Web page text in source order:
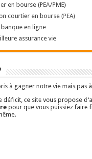
en bourse (PEA/PME)
courtier en bourse (PEA)
en ligne
assurance vie
à gagner notre vie mais pas
déficit, ce site vous propose
pour que vous puissiez faire